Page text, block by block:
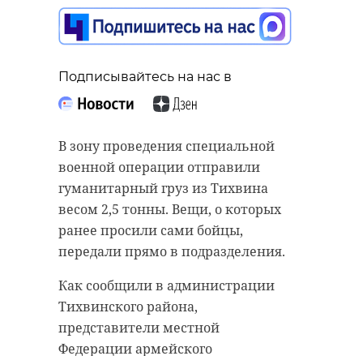
Подписывайтесь на нас в
В зону проведения специальной
военной операции отправили
гуманитарный груз из Тихвина
весом 2,5 тонны. Вещи, о которых
ранее просили сами бойцы,
передали прямо в подразделения.
Как сообщили в администрации
Тихвинского района,
представители местной
Федерации армейского